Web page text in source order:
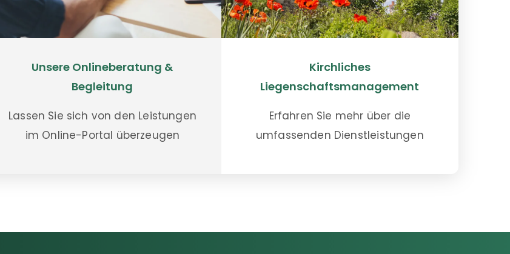
Unsere Onlineberatung &
Begleitung
Lassen Sie sich von den Leistungen
im Online-Portal überzeugen
Kirchliches
Liegenschaftsmanagement
Erfahren Sie mehr über die
umfassenden Dienstleistungen